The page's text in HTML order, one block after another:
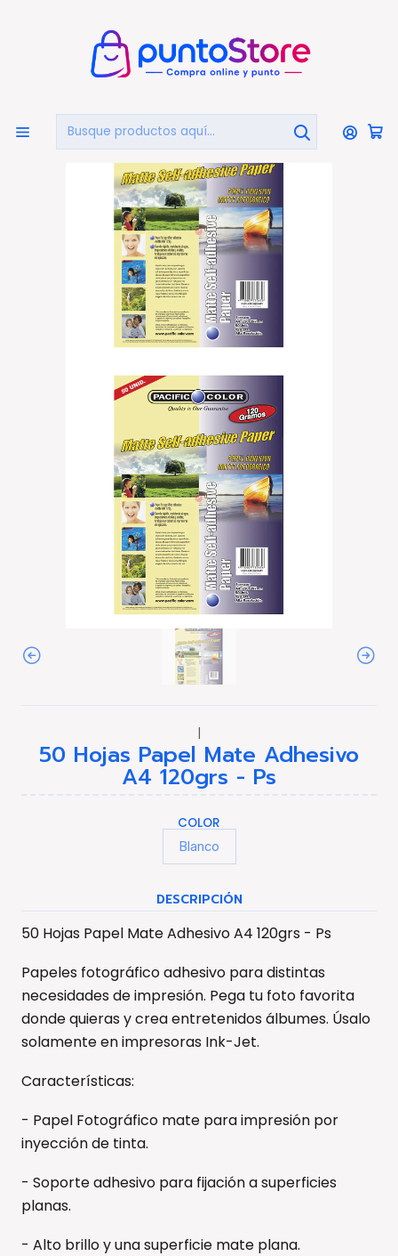
Inicio LIBRERÍA Y ARTE Papel Fotográfico
50 Hojas Papel Mate Adhesivo A4 120grs - Ps
|
50 Hojas Papel Mate Adhesivo
A4 120grs - Ps
COLOR
Blanco
DESCRIPCIÓN
50 Hojas Papel Mate Adhesivo A4 120grs - Ps
Papeles fotográfico adhesivo para distintas
necesidades de impresión. Pega tu foto favorita
donde quieras y crea entretenidos álbumes. Úsalo
solamente en impresoras Ink-Jet.
Características:
- Papel Fotográfico mate para impresión por
inyección de tinta.
- Soporte adhesivo para fijación a superficies
planas.
- Alto brillo y una superficie mate plana.